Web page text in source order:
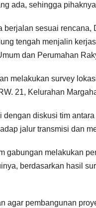
ada, sehingga
berjalan sesuai
tengah menjalin
dan Perumahan
melakukan survey
21, Kelurahan
dengan diskusi tim
jalur transmisi dan
gabungan melakukan
berdasarkan hasil
agar pembangunan